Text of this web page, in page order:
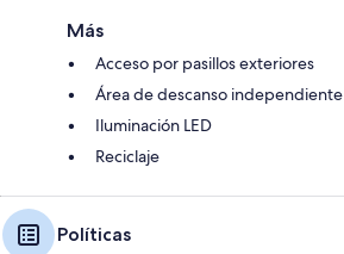
Más
Acceso por pasillos exteriores
Área de descanso independiente
Iluminación LED
Reciclaje
Políticas